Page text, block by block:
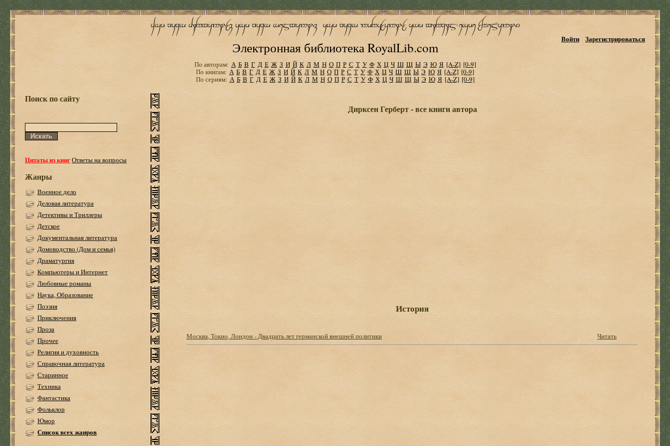
Электронная библиотека RoyalLib.com
Войти Зарегистрироваться
По авторам: А Б В Г Д Е Ж З И Й К Л М Н О П Р С Т У Ф Х Ц Ч Ш Щ Ы Э Ю Я [A-Z] [0-9]
По книгам: А Б В Г Д Е Ж З И Й К Л М Н О П Р С Т У Ф Х Ц Ч Ш Щ Ы Э Ю Я [A-Z] [0-9]
По сериям: А Б В Г Д Е Ж З И Й К Л М Н О П Р С Т У Ф Х Ц Ч Ш Щ Ы Э Ю Я [A-Z] [0-9]
Поиск по сайту
Цитаты из книгОтветы на вопросы
Жанры
Военное дело
Деловая литература
Детективы и Триллеры
Детское
Документальная литература
Домоводство (Дом и семья)
Драматургия
Компьютеры и Интернет
Любовные романы
Наука, Образование
Поэзия
Приключения
Проза
Прочее
Религия и духовность
Справочная литература
Старинное
Техника
Фантастика
Фольклор
Юмор
Список всех жанров
Дирксен Герберт - все книги автора
История
Москва, Токио, Лондон - Двадцать лет германской внешней политики Читать